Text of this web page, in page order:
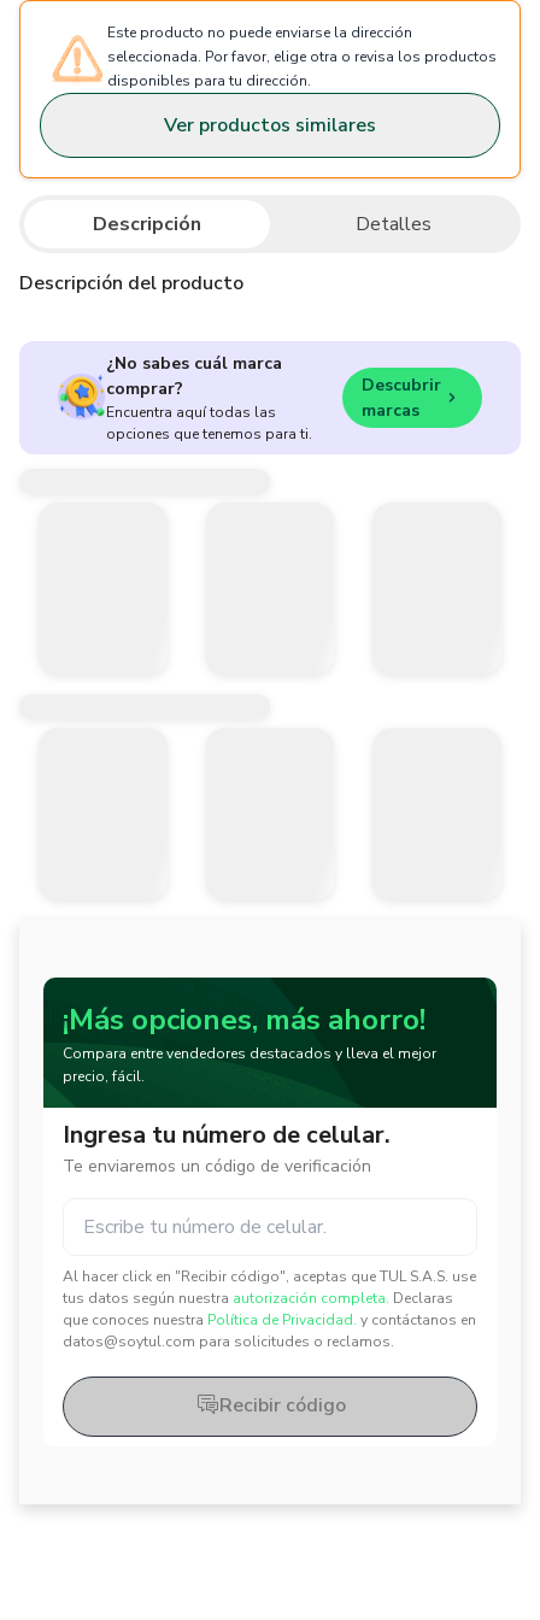
Este producto no puede enviarse la dirección
seleccionada. Por favor, elige otra o revisa los productos
disponibles para tu dirección.
Ver productos similares
Descripción Detalles
Descripción del producto
¿No sabes cuál marca
comprar?
Encuentra aquí todas las
opciones que tenemos para ti.
Descubrir
marcas
¡Más opciones, más ahorro!
Compara entre vendedores destacados y lleva el mejor
precio, fácil.
Ingresa tu número de celular.
Te enviaremos un código de verificación
Al hacer click en "Recibir código", aceptas que TUL S.A.S. use
tus datos según nuestra autorización completa. Declaras
que conoces nuestra Política de Privacidad. y contáctanos en
datos@soytul.com para solicitudes o reclamos.
✕
✕
Recibir código